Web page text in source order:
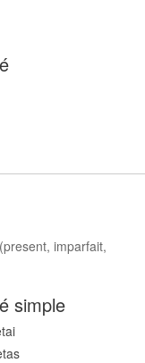
imparfait,
simple